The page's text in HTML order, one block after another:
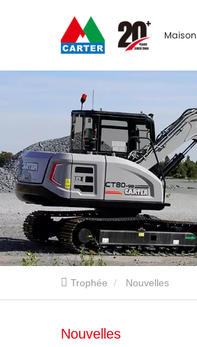
Maison
Trophée Nouvelles
Nouvelles